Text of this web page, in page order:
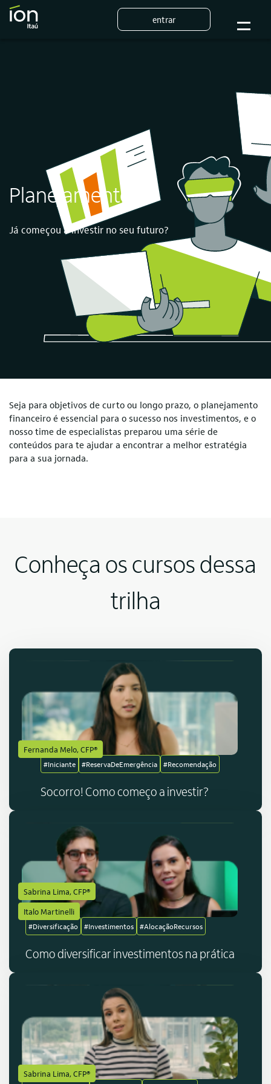
entrar
Planejamento
Já começou a investir no seu futuro?
Seja para objetivos de curto ou longo prazo, o planejamento
financeiro é essencial para o sucesso nos investimentos, e o
nosso time de especialistas preparou uma série de
conteúdos para te ajudar a encontrar a melhor estratégia
para a sua jornada.
Conheça os cursos dessa
trilha
Fernanda Melo, CFP®
#Iniciante #ReservaDeEmergência #Recomendação
Socorro! Como começo a investir?
Sabrina Lima, CFP®
Italo Martinelli
#Diversificação #Investimentos #AlocaçãoRecursos
Como diversificar investimentos na prática
Sabrina Lima, CFP®